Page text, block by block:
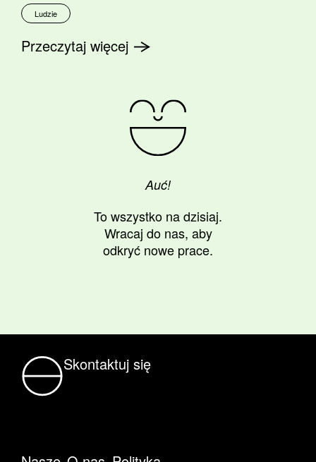
Ludzie
Przeczytaj więcej
Auć!
To wszystko na dzisiaj.
Wracaj do nas, aby
odkryć nowe prace.
Skontaktuj się